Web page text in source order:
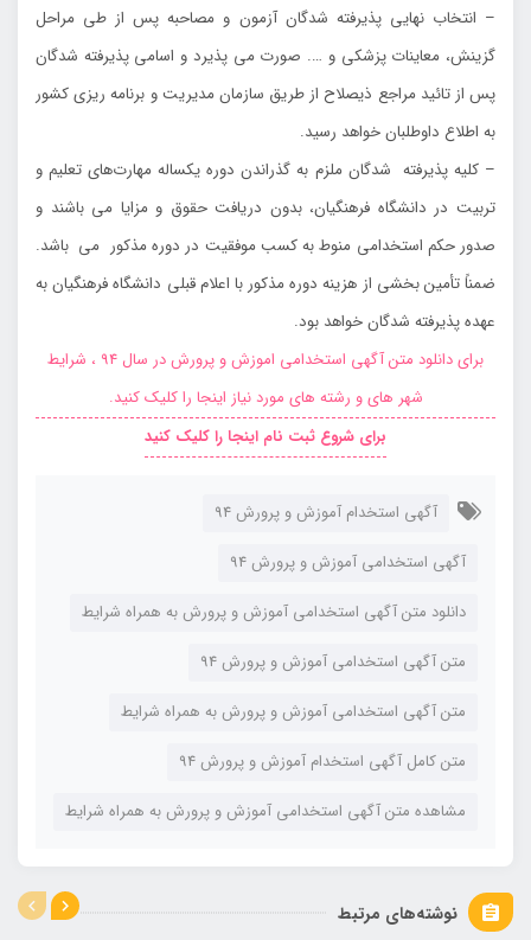
– انتخاب نهايي پذيرفته شدگان آزمون و مصاحبه پس از طي مراحل
گزينش، معاينات پزشكي و …. صورت مي پذيرد و اسامي پذيرفته شدگان
پس از تائيد مراجع ذيصلاح از طريق سازمان مديريت و برنامه ريزي كشور
به اطلاع داوطلبان خواهد رسيد.
– كليه پذيرفته شدگان ملزم به گذراندن دوره يكساله مهارت‌هاي تعليم و
تربيت در دانشگاه فرهنگيان، بدون دريافت حقوق و مزايا مي باشند و
صدور حكم استخدامي منوط به كسب موفقيت در دوره مذكور مي باشد.
ضمناً تأمين بخشي از هزينه دوره مذكور با اعلام قبلي دانشگاه فرهنگيان به
عهده پذيرفته شدگان خواهد بود.
برای دانلود متن آگهی استخدامی اموزش و پرورش در سال 94 ، شرایط
شهر های و رشته های مورد نیاز اینجا را کلیک کنید.
برای شروع ثبت نام اینجا را کلیک کنید
آگهی استخدام آموزش و پرورش 94
آگهی استخدامی آموزش و پرورش 94
دانلود متن آگهی استخدامی آموزش و پرورش به همراه شرایط
متن آگهی استخدامی آموزش و پرورش 94
متن آگهی استخدامی آموزش و پرورش به همراه شرایط
متن کامل آگهی استخدام آموزش و پرورش 94
مشاهده متن آگهی استخدامی آموزش و پرورش به همراه شرایط
نوشته‌های مرتبط